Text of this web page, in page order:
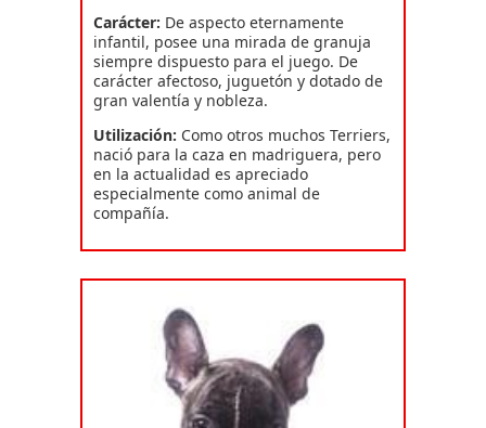
Carácter: De aspecto eternamente
infantil, posee una mirada de granuja
siempre dispuesto para el juego. De
carácter afectoso, juguetón y dotado de
gran valentía y nobleza.
Utilización: Como otros muchos Terriers,
nació para la caza en madriguera, pero
en la actualidad es apreciado
especialmente como animal de
compañía.